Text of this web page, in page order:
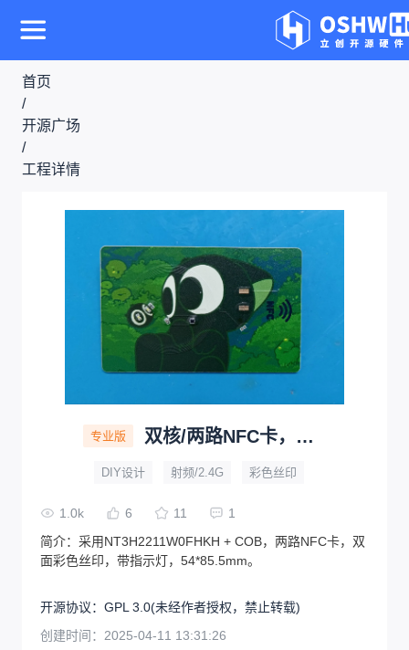
首页
/
开源广场
/
工程详情
专业版 双核/两路NFC卡，罗小黑
DIY设计 射频/2.4G 彩色丝印
1.0k 6 11
1
简介： 采用NT3H2211W0FHKH + COB，两路NFC卡，双
面彩色丝印，带指示灯，54*85.5mm。
开源协议： GPL 3.0(未经作者授权，禁止转载)
创建时间： 2025-04-11 13:31:26